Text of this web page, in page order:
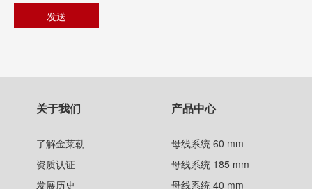
关于我们
了解金莱勒
资质认证
发展历史
产品中心
母线系统 60 mm
母线系统 185 mm
母线系统 40 mm